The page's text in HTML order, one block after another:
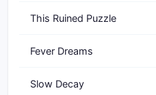
This Ruined Puzzle
Fever Dreams
Slow Decay